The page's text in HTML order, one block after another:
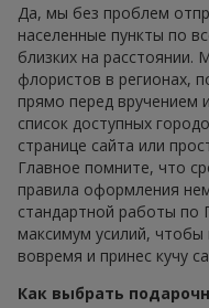
Да, мы без проблем
населенные пункты по
близких на
флористов в регионах,
прямо перед вручением
список доступных
странице сайта или
Главное помните, что
правила оформления
стандартной работы
максимум усилий,
вовремя и принес кучу
Как выбрать